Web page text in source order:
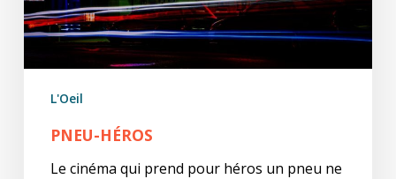
L'Oeil
PNEU-HÉROS
Le cinéma qui prend pour héros un pneu ne